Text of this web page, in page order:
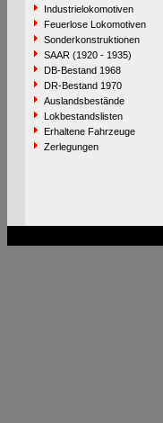
Industrielokomotiven
Feuerlose Lokomotiven
Sonderkonstruktionen
SAAR (1920 - 1935)
DB-Bestand 1968
DR-Bestand 1970
Auslandsbestände
Lokbestandslisten
Erhaltene Fahrzeuge
Zerlegungen